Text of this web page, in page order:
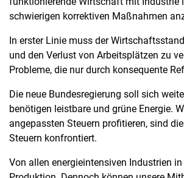
schwierigen korrektiven Maßnahmen
In erster Linie muss der
und den Verlust von Arbeitsplätzen zu
Probleme, die nur durch konsequente
Die neue Bundesregierung soll sich
benötigen leistbare und grüne Energie.
angepassten Steuern profitieren, sind
Steuern konfrontiert.
Von allen energieintensiven Industrien